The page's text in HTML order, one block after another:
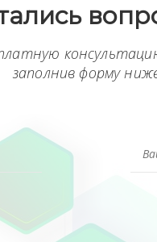
заполнив форму